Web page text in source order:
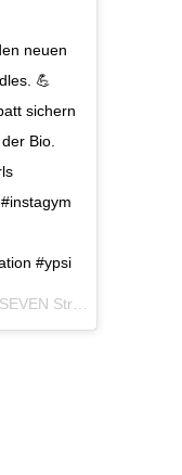
neuen
💪
sichern
Bio.
#ypsi
Strength Equipment